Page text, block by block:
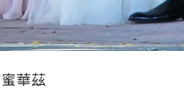
華茲